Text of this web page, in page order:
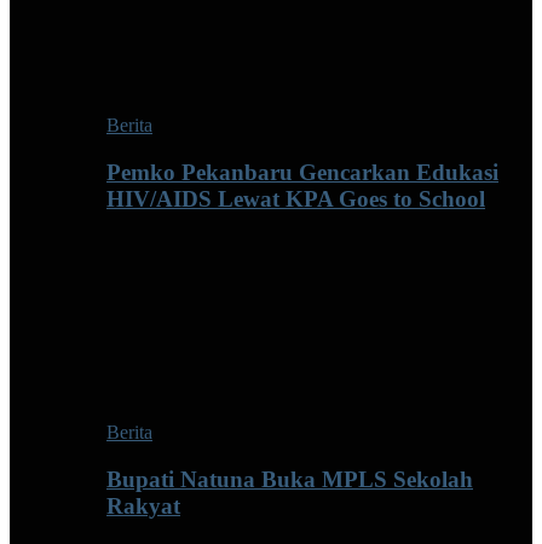
Berita
Pemko Pekanbaru Gencarkan Edukasi
HIV/AIDS Lewat KPA Goes to School
Berita
Bupati Natuna Buka MPLS Sekolah
Rakyat